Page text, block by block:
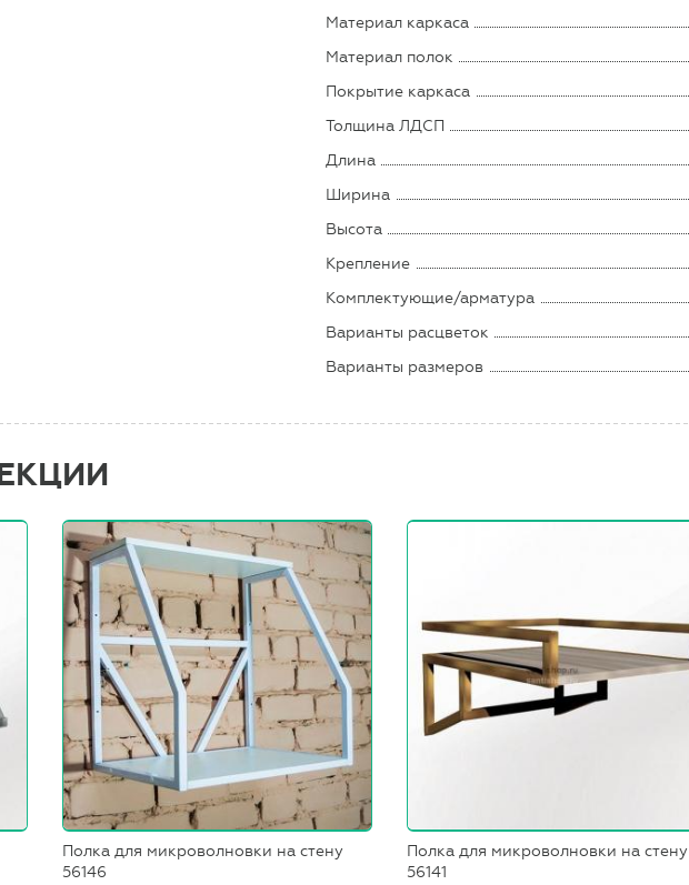
Материал каркаса
Материал полок
Покрытие каркаса
Толщина ЛДСП
Длина
Ширина
Высота
Крепление
Комплектующие/арматура
Варианты расцветок
Варианты размеров
Полка для микроволновки на стену
56146
Полка для микроволновки на стену
56141